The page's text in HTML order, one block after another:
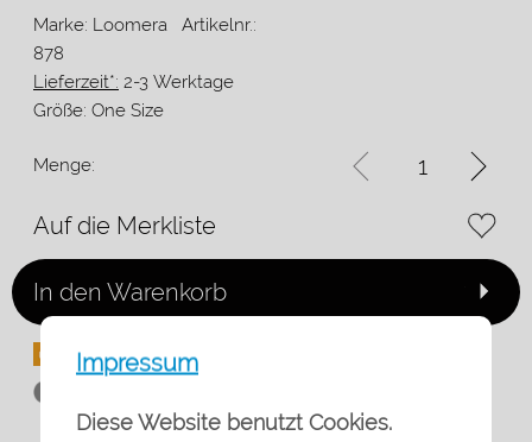
Impressum
Diese Website benutzt Cookies.
Marke: Loomera Artikelnr.:
878
Lieferzeit*: 2-3 Werktage
Größe: One Size
Menge:
Auf die Merkliste
In den Warenkorb